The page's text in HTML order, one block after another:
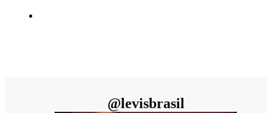
@levisbrasil